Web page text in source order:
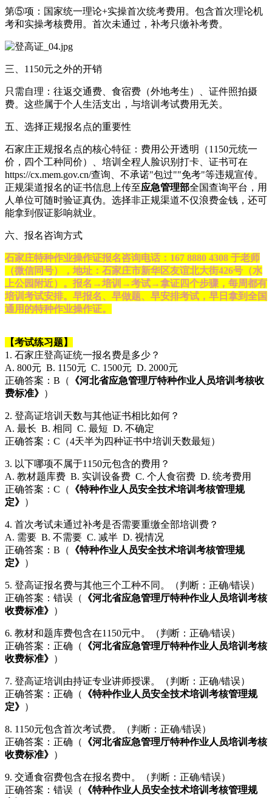
第⑤项：国家统一理论+实操首次统考费用。包含首次理论机
考和实操考核费用。首次未通过，补考只缴补考费。
三、1150元之外的开销
只需自理：往返交通费、食宿费（外地考生）、证件照拍摄
费。这些属于个人生活支出，与培训考试费用无关。
五、选择正规报名点的重要性
石家庄正规报名点的核心特征：费用公开透明（1150元统一
价，四个工种同价）、培训全程人脸识别打卡、证书可在
https://cx.mem.gov.cn/查询、不承诺"包过""免考"等违规宣传。
正规渠道报名的证书信息上传至应急管理部全国查询平台，用
人单位可随时验证真伪。选择非正规渠道不仅浪费金钱，还可
能拿到假证影响就业。
六、报名咨询方式
石家庄特种作业操作证报名咨询电话：167 8880 4308 于老师
（微信同号），地址：石家庄市新华区友谊北大街426号（水
上公园附近）。报名→培训→考试→拿证四个步骤，每周都有
培训考试安排。早报名、早做题、早安排考试，早日拿到全国
通用的特种作业操作证。
【考试练习题】
1. 石家庄登高证统一报名费是多少？
A. 800元 B. 1150元 C. 1500元 D. 2000元
正确答案：B（
《河北省应急管理厅特种作业人员培训考核收
费标准》 ）
2. 登高证培训天数与其他证书相比如何？
A. 最长 B. 相同 C. 最短 D. 不确定
正确答案：C（4天半为四种证书中培训天数最短）
3. 以下哪项不属于1150元包含的费用？
A. 教材题库费 B. 实训设备费 C. 个人食宿费 D. 统考费用
正确答案：C（
《特种作业人员安全技术培训考核管理规
定》 ）
4. 首次考试未通过补考是否需要重缴全部培训费？
A. 需要 B. 不需要 C. 减半 D. 视情况
正确答案：B（
《特种作业人员安全技术培训考核管理规
定》 ）
5. 登高证报名费与其他三个工种不同。（判断：正确/错误）
正确答案：错误（
《河北省应急管理厅特种作业人员培训考核
收费标准》 ）
6. 教材和题库费包含在1150元中。（判断：正确/错误）
正确答案：正确（
《河北省应急管理厅特种作业人员培训考核
收费标准》 ）
7. 登高证培训由持证专业讲师授课。（判断：正确/错误）
正确答案：正确（
《特种作业人员安全技术培训考核管理规
定》 ）
8. 1150元包含首次考试费。（判断：正确/错误）
正确答案：正确（
《河北省应急管理厅特种作业人员培训考核
收费标准》 ）
9. 交通食宿费包含在报名费中。（判断：正确/错误）
正确答案：错误（
《特种作业人员安全技术培训考核管理规